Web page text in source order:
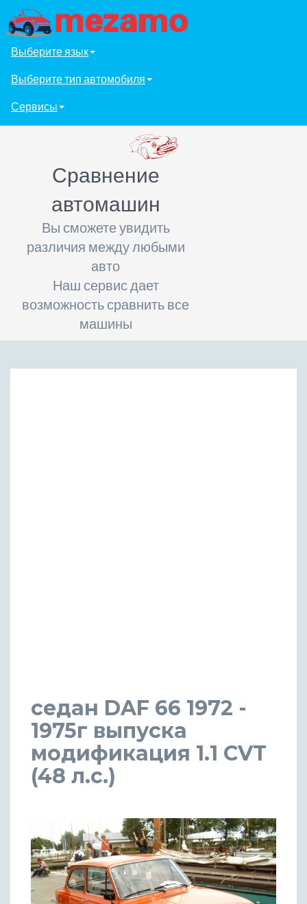
Выберите язык
Выберите тип автомобиля
Сервисы
Сравнение
автомашин
Вы сможете увидить
различия между любыми
авто
Наш сервис дает
возможность сравнить все
машины
седан DAF 66 1972 -
1975г выпуска
модификация 1.1 CVT
(48 л.с.)